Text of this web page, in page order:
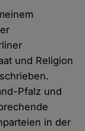
und Religion
Pfalz und
in der